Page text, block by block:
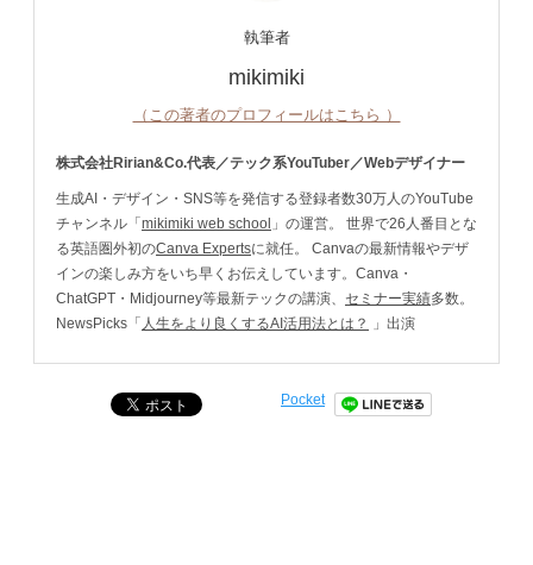
執筆者
mikimiki
（この著者のプロフィールはこちら ）
株式会社Ririan&Co.代表／テック系YouTuber／Webデザイナー
生成AI・デザイン・SNS等を発信する登録者数30万人のYouTube
チャンネル「 mikimiki web school 」の運営。 世界で26人番目とな
る英語圏外初のCanva Expertsに就任。 Canvaの最新情報やデザ
インの楽しみ方をいち早くお伝えしています。Canva・
ChatGPT・Midjourney等最新テックの講演、 セミナー実績多数。
NewsPicks「 人生をより良くするAI活用法とは？ 」出演
Pocket